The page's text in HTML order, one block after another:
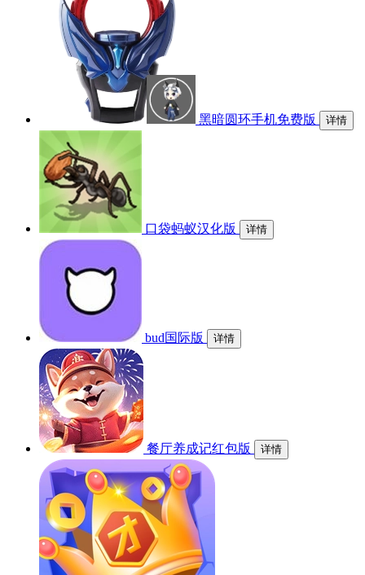
黑暗圆环手机免费版 详情
口袋蚂蚁汉化版 详情
bud国际版 详情
餐厅养成记红包版 详情